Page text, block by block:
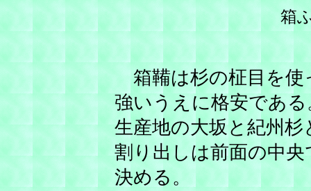
箱
箱鞴は杉の柾目を使
強いうえに格安である
生産地の大坂と紀州
割り出しは前面の中
決める。